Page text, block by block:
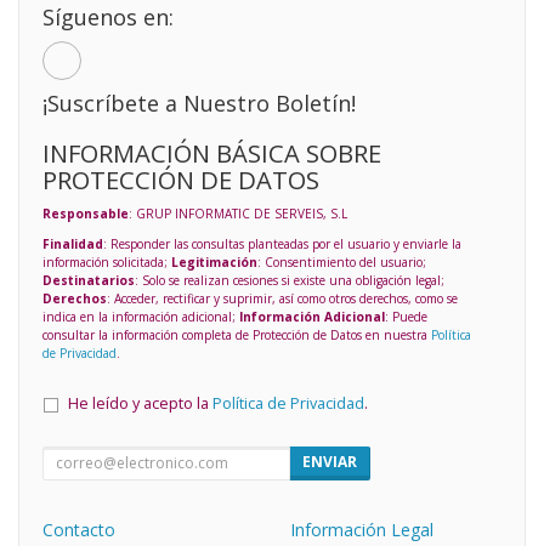
Síguenos en:
¡Suscríbete a Nuestro Boletín!
INFORMACIÓN BÁSICA SOBRE
PROTECCIÓN DE DATOS
Responsable: GRUP INFORMATIC DE SERVEIS, S.L
Finalidad: Responder las consultas planteadas por el usuario y enviarle la
información solicitada; Legitimación: Consentimiento del usuario;
Destinatarios: Solo se realizan cesiones si existe una obligación legal;
Derechos: Acceder, rectificar y suprimir, así como otros derechos, como se
indica en la información adicional; Información Adicional: Puede
consultar la información completa de Protección de Datos en nuestra Política
de Privacidad
He leído y acepto la Política de Privacidad.
ENVIAR
Contacto
Información Legal